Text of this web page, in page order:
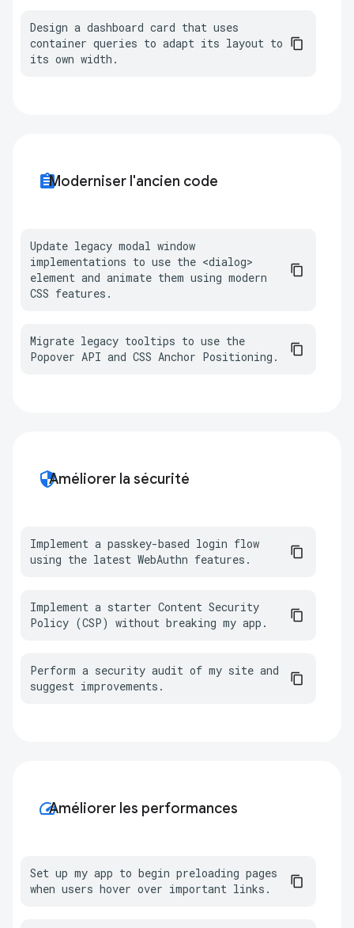
Design a dashboard card that uses
container queries to adapt its layout to
its own width.
assignmentModerniser l'ancien code
Update legacy modal window
implementations to use the <dialog>
element and animate them using modern
CSS features.
Migrate legacy tooltips to use the
Popover API and CSS Anchor Positioning.
securityAméliorer la sécurité
Implement a passkey-based login flow
using the latest WebAuthn features.
Implement a starter Content Security
Policy (CSP) without breaking my app.
Perform a security audit of my site and
suggest improvements.
speedAméliorer les performances
Set up my app to begin preloading pages
when users hover over important links.